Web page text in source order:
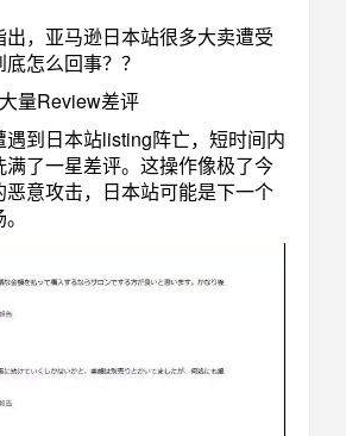
，亚马逊日本站很多大卖遭受
怎么回事？？
量Review差评
到日本站listing阵亡，短时间内
满了一星差评。这操作像极了今
意攻击，日本站可能是下一个